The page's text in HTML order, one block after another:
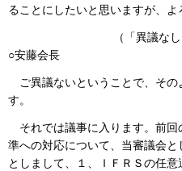
ることにしたいと思いますが、よ
（「異議な
○安藤会長
ご異議ないということで、そ
す。
それでは議事に入ります。前
準への対応について、当審議会
としまして、１、ＩＦＲＳの任